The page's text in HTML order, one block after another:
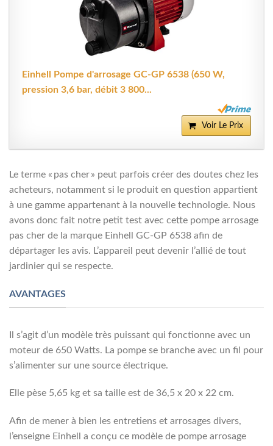
Einhell Pompe d'arrosage GC-GP 6538 (650 W,
pression 3,6 bar, débit 3 800...
Voir Le Prix
Le terme « pas cher » peut parfois créer des doutes chez les
acheteurs, notamment si le produit en question appartient
à une gamme appartenant à la nouvelle technologie. Nous
avons donc fait notre petit test avec cette pompe arrosage
pas cher de la marque Einhell GC-GP 6538 afin de
départager les avis. L’appareil peut devenir l’allié de tout
jardinier qui se respecte.
AVANTAGES
Il s’agit d’un modèle très puissant qui fonctionne avec un
moteur de 650 Watts. La pompe se branche avec un fil pour
s’alimenter sur une source électrique.
Elle pèse 5,65 kg et sa taille est de 36,5 x 20 x 22 cm.
Afin de mener à bien les entretiens et arrosages divers,
l’enseigne Einhell a conçu ce modèle de pompe arrosage